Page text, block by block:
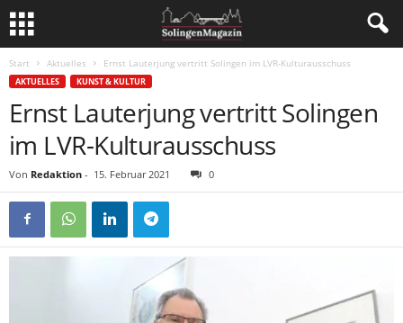
Start Aktuelles Ernst Lauterjung vertritt Solingen im LVR-Kulturausschuss
AKTUELLES KUNST & KULTUR
Ernst Lauterjung vertritt Solingen
im LVR-Kulturausschuss
Von Redaktion - 15. Februar 2021 0